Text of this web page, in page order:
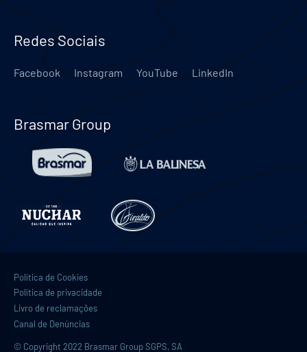
Redes Sociais
Facebook Instagram YouTube LinkedIn
Brasmar Group
Política de Cookies
Política de privacidade
Livro de reclamações
Canal de Denúncias
© Copyright 2022 Brasmar Group SGPS, SA